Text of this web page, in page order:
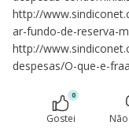
http://
ar-fundo-de-reserva-
http://
despesas/O-que-e-
0
Gostei